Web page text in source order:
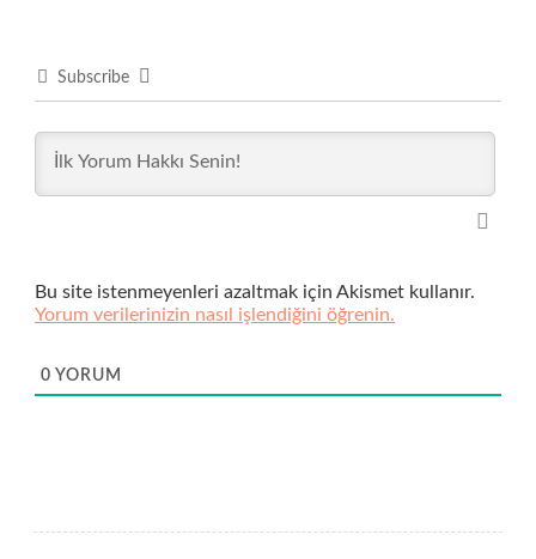
Subscribe
Bu site istenmeyenleri azaltmak için Akismet kullanır.
Yorum verilerinizin nasıl işlendiğini öğrenin.
0 YORUM